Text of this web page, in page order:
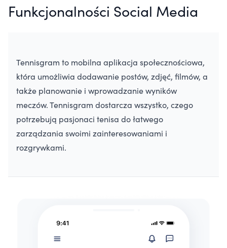
Funkcjonalności Social Media
Tennisgram to mobilna aplikacja społecznościowa,
która umożliwia dodawanie postów, zdjęć, filmów, a
także planowanie i wprowadzanie wyników
meczów. Tennisgram dostarcza wszystko, czego
potrzebują pasjonaci tenisa do łatwego
zarządzania swoimi zainteresowaniami i
rozgrywkami.